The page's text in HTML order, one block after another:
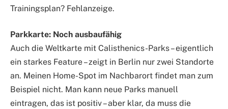
Trainingsplan? Fehlanzeige.
Parkkarte: Noch ausbaufähig
Auch die Weltkarte mit Calisthenics-Parks – eigentlich
ein starkes Feature – zeigt in Berlin nur zwei Standorte
an. Meinen Home-Spot im Nachbarort findet man zum
Beispiel nicht. Man kann neue Parks manuell
eintragen, das ist positiv – aber klar, da muss die